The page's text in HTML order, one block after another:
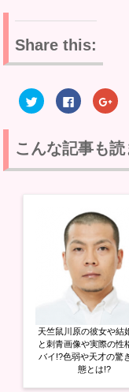
Share this:
ク
リ
て
T
i
ウ
で
開
き
ま
F
a
o
o
で
る
に
ク
リ
ッ
ク
し
て
く
だ
い
(
新
し
い
ウ
ク
リ
て
G
o
で
共
有
(
新
し
い
ウ
ィ
ウ
で
開
き
ま
こんな記事も
天竺鼠川原の彼女や結
と刺青画像や実際の性
バイ!?色弱や天才の驚
態とは!?